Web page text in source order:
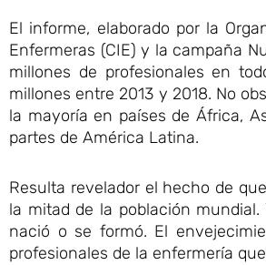
El informe, elaborado por la
Enfermeras (CIE) y la campaña
millones de profesionales en
millones entre 2013 y 2018. No
la mayoría en países de África,
partes de América Latina.
Resulta revelador el hecho de
la mitad de la población
nació o se formó. El
profesionales de la enfermería